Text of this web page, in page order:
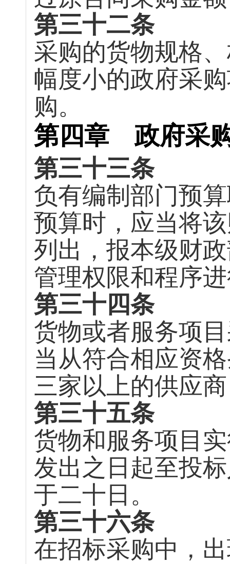
第三十二条
采购的货物规格
幅度小的政府采
购。
第四章 政府采
第三十三条
负有编制部门预
预算时，应当将
列出，报本级财
管理权限和程序
第三十四条
货物或者服务项
当从符合相应资
三家以上的供应
第三十五条
货物和服务项目
发出之日起至投
于二十日。
第三十六条
在招标采购中，